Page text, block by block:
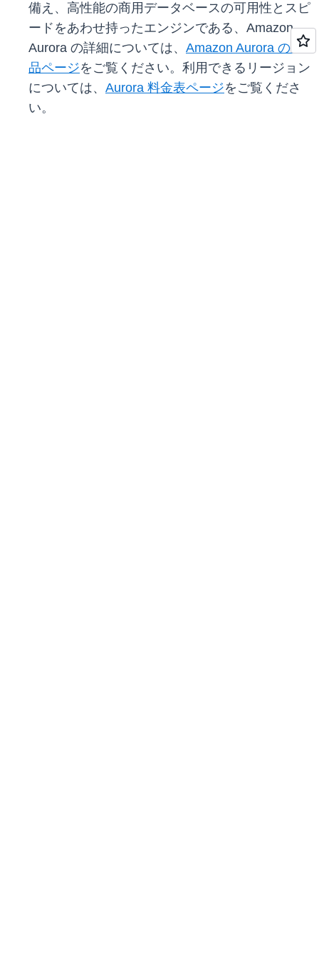
備え、高性能の商用データベースの可用性とスピ
ードをあわせ持ったエンジンである、Amazon
Aurora の詳細については、 Amazon Aurora の製
品ページをご覧ください。利用できるリージョン
については、 Aurora 料金表ページをご覧くださ
い。